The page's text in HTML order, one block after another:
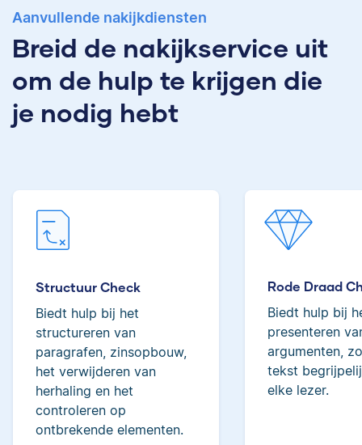
Aanvullende nakijkdiensten
Breid de nakijkservice uit
om de hulp te krijgen die
je nodig hebt
Structuur Check
Biedt hulp bij het
structureren van
paragrafen, zinsopbouw,
het verwijderen van
herhaling en het
controleren op
ontbrekende elementen.
Rode Draad
Biedt hulp bij
presenteren
argumenten,
tekst
elke lezer.
Erica
Erica heeft Nederlands
Yves heeft een MSc in
Psychologie
gestudeerd, heeft als
junior onderzoeker
gewerkt bij Tilburg
Lilianne
Lilianne heeft Engels
gestudeerd, is docent
journalistiek en heeft
als Scribbr-editor al